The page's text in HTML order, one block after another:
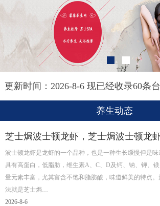
更新时间：2026-8-6 现已经收录60条
息
养生动态
芝士焗波士顿龙虾，芝士焗波士顿龙
波士顿龙虾是龙虾的一个品种，也是一种生长缓慢但是味
具有高蛋白，低脂肪，维生素A、C、D及钙、钠、钾、
量元素丰富，尤其富含不饱和脂肪酸，味道鲜美的特点
法就是芝士焗…
2026-8-6